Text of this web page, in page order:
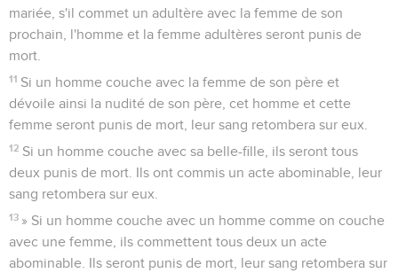
mariée, s'il commet un adultère avec la femme de son
prochain, l'homme et la femme adultères seront punis de
mort.
11 Si un homme couche avec la femme de son père et
dévoile ainsi la nudité de son père, cet homme et cette
femme seront punis de mort, leur sang retombera sur eux.
12 Si un homme couche avec sa belle-fille, ils seront tous
deux punis de mort. Ils ont commis un acte abominable, leur
sang retombera sur eux.
13 » Si un homme couche avec un homme comme on couche
avec une femme, ils commettent tous deux un acte
abominable. Ils seront punis de mort, leur sang retombera sur